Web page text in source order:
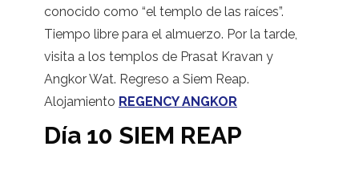
conocido como “el templo de las raíces”.
Tiempo libre para el almuerzo. Por la tarde,
visita a los templos de Prasat Kravan y
Angkor Wat. Regreso a Siem Reap.
Alojamiento REGENCY ANGKOR
Día 10 SIEM REAP